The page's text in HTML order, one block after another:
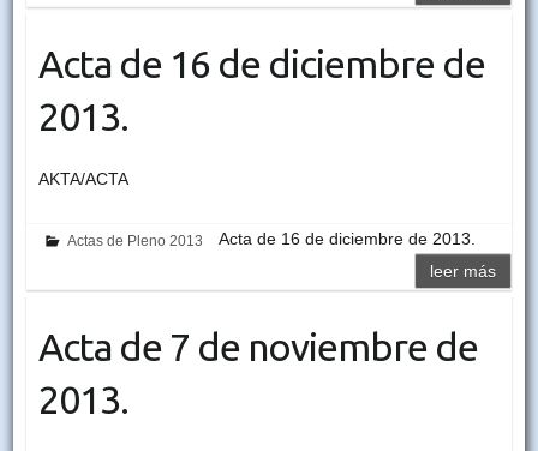
Acta de 16 de diciembre de
2013.
AKTA/ACTA
Actas de Pleno 2013
Acta de 16 de diciembre de 2013.
leer más
Acta de 7 de noviembre de
2013.